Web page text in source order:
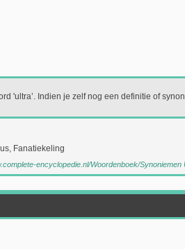
'ultra’. Indien je zelf nog een definitie of
Fanatiekeling
encyclopedie.nl/Woordenboek/Synoniemen